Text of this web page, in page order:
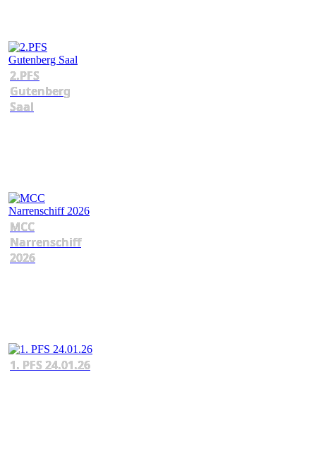
2.PFS
Gutenberg
Saal
MCC
Narrenschiff
2026
1. PFS 24.01.26